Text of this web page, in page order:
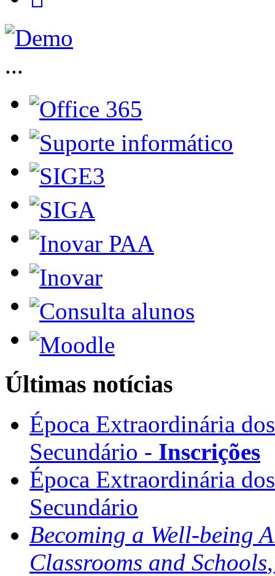
...
Últimas notícias
Época Extraordinária
Secundário - Inscrições
Época Extraordinária
Secundário
Becoming a Well-being
Classrooms and Schools